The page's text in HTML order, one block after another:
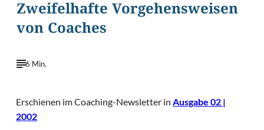
Zweifelhafte Vorgehensweisen
von Coaches
6 Min.
Erschienen im Coaching-Newsletter in Ausgabe 02 |
2002